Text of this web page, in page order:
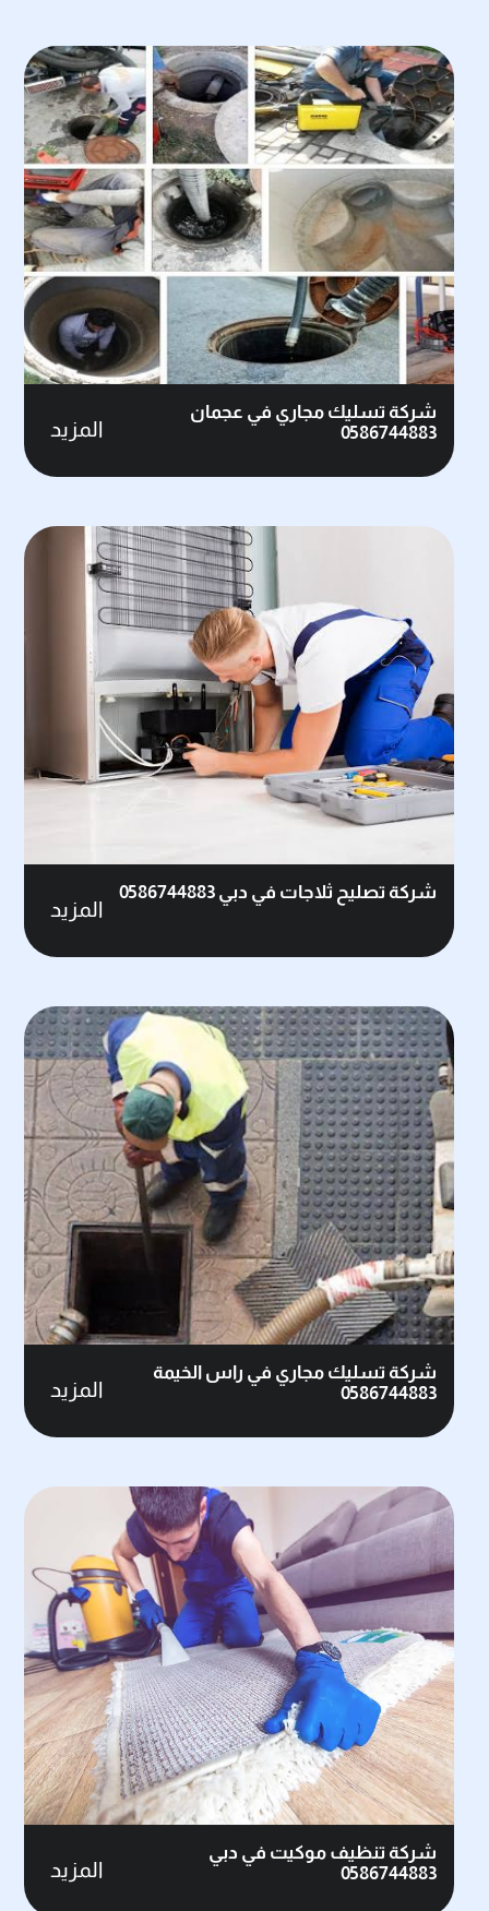
شركة تسليك مجاري في عجمان
0586744883
المزيد
شركة تصليح ثلاجات في دبي 0586744883
المزيد
شركة تسليك مجاري في راس الخيمة
0586744883
المزيد
شركة تنظيف موكيت في دبي
0586744883
المزيد